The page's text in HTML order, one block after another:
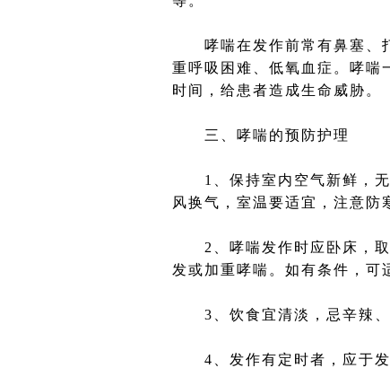
哮喘在发作前常有鼻塞、打
重呼吸困难、低氧血症。哮喘
时间，给患者造成生命威胁。
三、哮喘的预防护理
1、保持室内空气新鲜，无
风换气，室温要适宜，注意防
2、哮喘发作时应卧床，取
发或加重哮喘。如有条件，可
3、饮食宜清淡，忌辛辣、
4、发作有定时者，应于发